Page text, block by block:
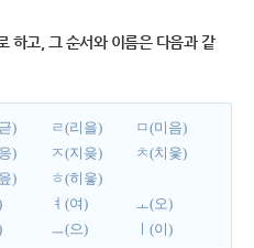
하고, 그 순서와 이름은 다음과 같
) ㄹ(리을)
ㅁ(미음)
) ㅈ(지읒)
ㅊ(치읓)
)
ㅎ(히읗)
ㅕ(여)
ㅗ(오)
ㅡ(으) ㅣ(이)